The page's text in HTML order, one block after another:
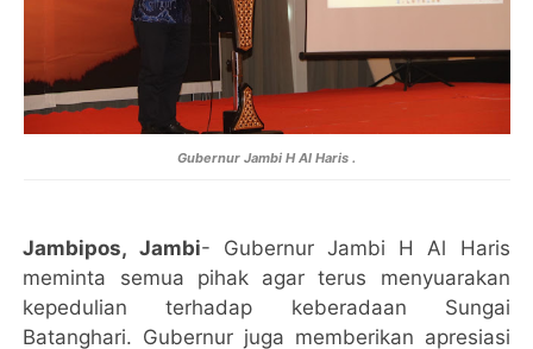
Gubernur Jambi H Al Haris .
Jambipos, Jambi- Gubernur Jambi H Al Haris
meminta semua pihak agar terus menyuarakan
kepedulian terhadap keberadaan Sungai
Batanghari. Gubernur juga memberikan apresiasi